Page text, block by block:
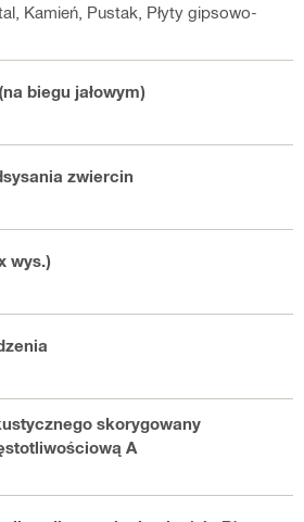
Kamień, Pustak, Płyty gipsowo-
biegu jałowym)
zwiercin
wys.)
skorygowany
A